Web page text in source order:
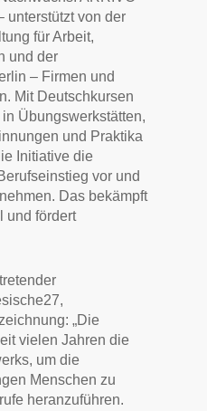
unterstützt von der
für Arbeit,
und der
– Firmen und
Mit Deutschkursen
Übungswerkstätten,
und Praktika
Initiative die
vor und
Das bekämpft
und fördert
„Die
vielen Jahren die
um die
Menschen zu
heranzuführen.